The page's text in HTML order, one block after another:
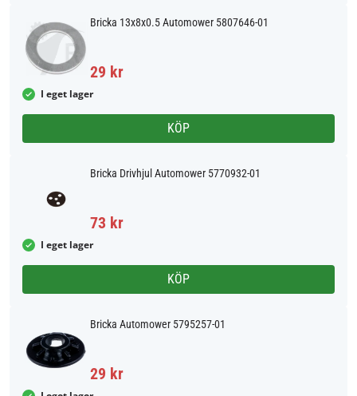
Bricka 13x8x0.5 Automower 5807646-01
29 kr
I eget lager
KÖP
Bricka Drivhjul Automower 5770932-01
73 kr
I eget lager
KÖP
Bricka Automower 5795257-01
29 kr